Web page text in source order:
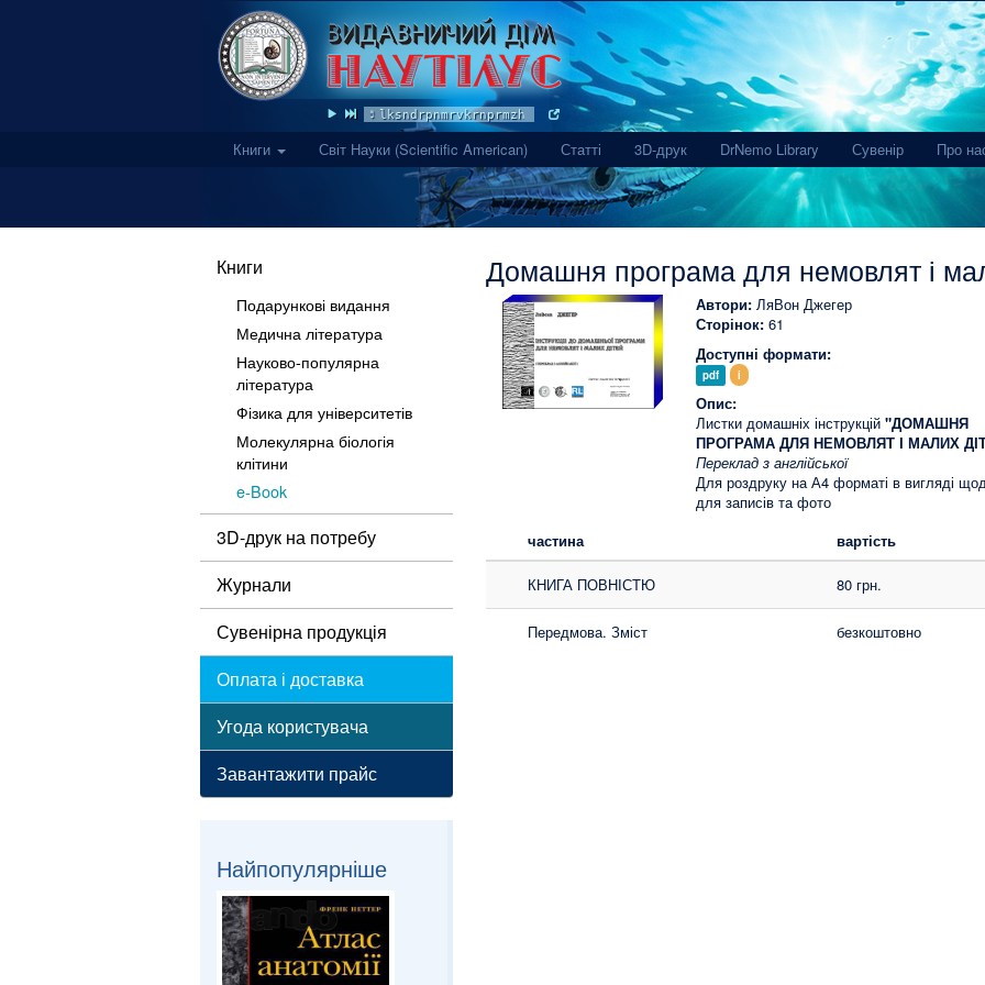
lksndrpnmrvkrnprmzh.mp3
Книги Світ Науки (Scientific American)(current)Статті 3D-друк DrNemo Library Сувенір Про
Книги
Подарункові видання
Медична література
Науково-популярна
література
Фізика для університетів
Молекулярна біологія
клітини
e-Book
3D-друк на потребу
Журнали
Сувенірна продукція
Оплата і доставка
Угода користувача
Завантажити прайс
Найпопулярніше
Домашня програма для немовлят і
Автори: ЛяВон Джегер
Сторінок: 61
Доступні формати:
pdf i
Опис:
Листки домашніх інструкцій"ДОМАШНЯ
ПРОГРАМА ДЛЯ НЕМОВЛЯТ І МАЛИХ
Переклад з англійської
Для роздруку на А4 форматі в вигляді
для записів та фото
частина вартість
КНИГА ПОВНІСТЮ 80 грн.
Передмова. Зміст безкоштовно